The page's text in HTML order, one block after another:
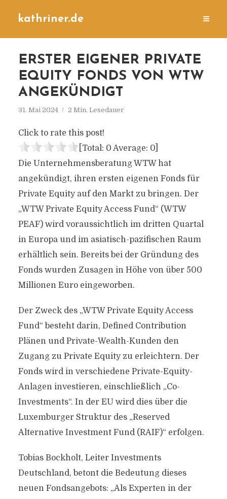
kathriner.de
ERSTER EIGENER PRIVATE
EQUITY FONDS VON WTW
ANGEKÜNDIGT
31. Mai 2024 2 Min. Lesedauer
Click to rate this post!
[Total: 0 Average: 0]
Die Unternehmensberatung WTW hat
angekündigt, ihren ersten eigenen Fonds für
Private Equity auf den Markt zu bringen. Der
„WTW Private Equity Access Fund“ (WTW
PEAF) wird voraussichtlich im dritten Quartal
in Europa und im asiatisch-pazifischen Raum
erhältlich sein. Bereits bei der Gründung des
Fonds wurden Zusagen in Höhe von über 500
Millionen Euro eingeworben.
Der Zweck des „WTW Private Equity Access
Fund“ besteht darin, Defined Contribution
Plänen und Private-Wealth-Kunden den
Zugang zu Private Equity zu erleichtern. Der
Fonds wird in verschiedene Private-Equity-
Anlagen investieren, einschließlich „Co-
Investments“. In der EU wird dies über die
Luxemburger Struktur des „Reserved
Alternative Investment Fund (RAIF)“ erfolgen.
Tobias Bockholt, Leiter Investments
Deutschland, betont die Bedeutung dieses
neuen Fondsangebots: „Als Experten in der